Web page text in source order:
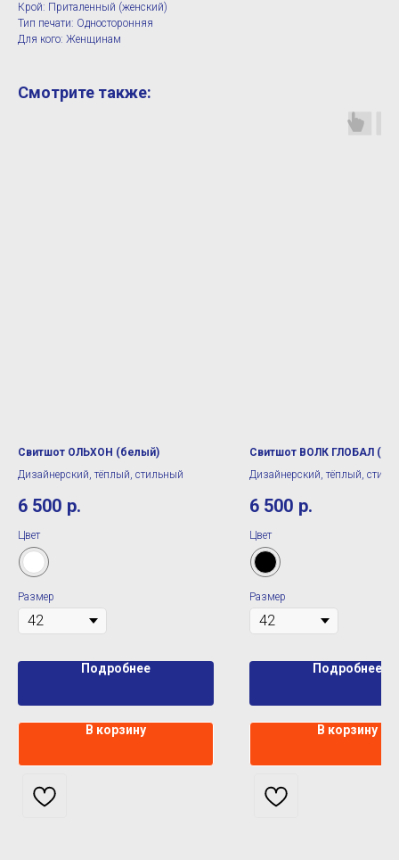
Крой: Приталенный (женский)
Тип печати: Односторонняя
Для кого: Женщинам
Смотрите также:
Свитшот ОЛЬХОН (белый)
Дизайнерский, тёплый, стильный
6 500 р.
Цвет
Размер
Подробнее
В корзину
Свитшот ВОЛК ГЛОБАЛ
Дизайнерский, тёплый,
6 500 р.
Цвет
Размер
Подробнее
В корзину